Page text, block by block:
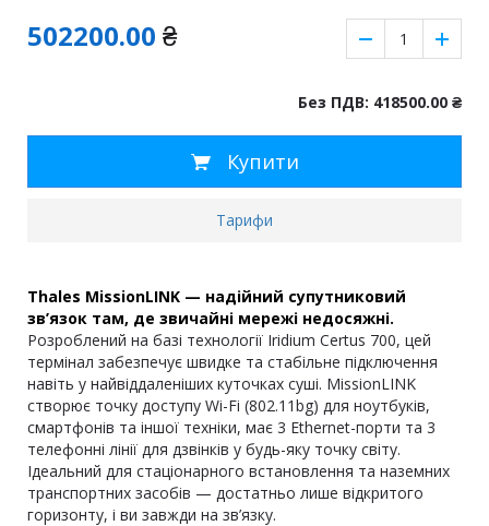
502200.00 ₴
Без ПДВ: 418500.00 ₴
Купити
Тарифи
Thales MissionLINK — надійний супутниковий
зв’язок там, де звичайні мережі недосяжні.
Розроблений на базі технології Iridium Certus 700, цей
термінал забезпечує швидке та стабільне підключення
навіть у найвіддаленіших куточках суші. MissionLINK
створює точку доступу Wi-Fi (802.11bg) для ноутбуків,
смартфонів та іншої техніки, має 3 Ethernet-порти та 3
телефонні лінії для дзвінків у будь-яку точку світу.
Ідеальний для стаціонарного встановлення та наземних
транспортних засобів — достатньо лише відкритого
горизонту, і ви завжди на зв’язку.